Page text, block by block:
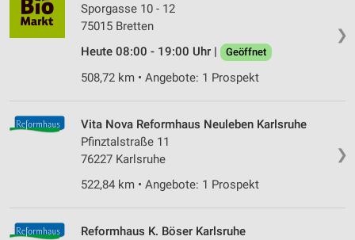
❯
Sporgasse 10 - 12
75015 Bretten
Heute 08:00 - 19:00 Uhr |
Geöffnet
508,72 km • Angebote: 1 Prospekt
❯
Vita Nova Reformhaus Neuleben Karlsruhe
Pfinztalstraße 11
76227 Karlsruhe
522,84 km • Angebote: 1 Prospekt
Reformhaus K. Böser Karlsruhe